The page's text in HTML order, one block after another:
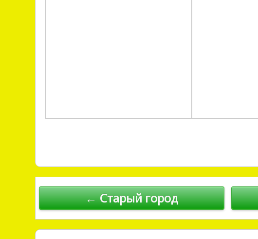
Навигация по записям
← Старый город